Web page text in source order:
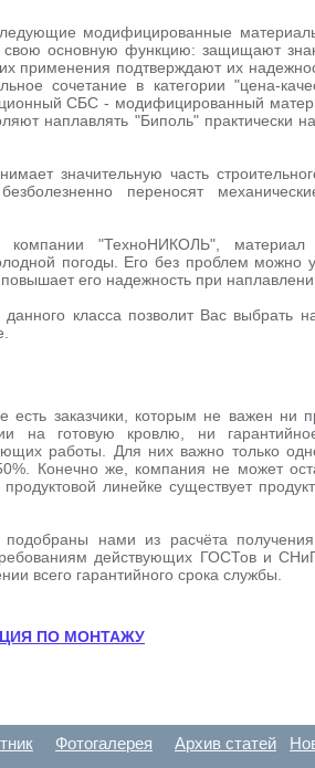
модифицированные
свою основную функцию: защищают
применения подтверждают их
сочетание в категории "цена-
СБС - модифицированный
наплавлять "Биполь" практически
значительную часть
переносят
компании "ТехноНИКОЛЬ",
погоды. Его без проблем можно
его надежность при
класса позволит Вас выбрать
заказчики, которым не важен ни
на готовую кровлю, ни
работы. Для них важно только
Конечно же, компания не может
линейке существует
нами из расчёта
действующих ГОСТов и
всего гарантийного срока службы.
ПО МОНТАЖУ
Фотогалерея Архив статей